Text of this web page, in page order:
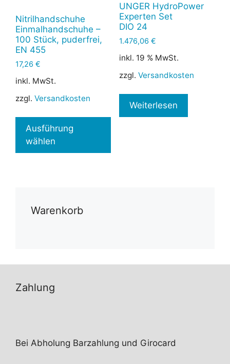
Nitrilhandschuhe
Einmalhandschuhe –
100 Stück, puderfrei,
EN 455
17,26 €
inkl. MwSt.
zzgl. Versandkosten
Ausführung
wählen
mehrere
gewählt
UNGER HydroPower
Experten Set
DIO 24
1.476,06 €
inkl. 19 % MwSt.
zzgl. Versandkosten
Weiterlesen
Warenkorb
Zahlung
Bei Abholung Barzahlung und Girocard